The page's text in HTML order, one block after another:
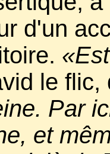
d'un
le
Par
et